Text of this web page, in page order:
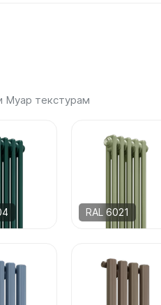
Муар текстурам
RAL 6021